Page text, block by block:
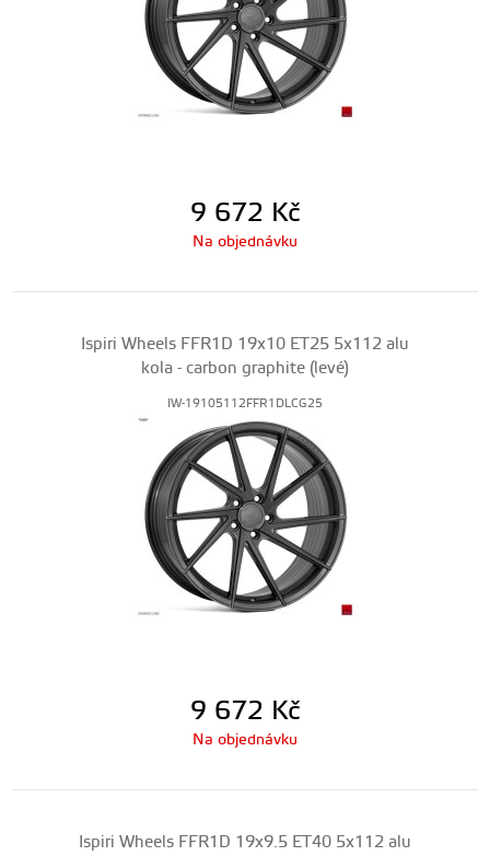
9 672 Kč
Na objednávku
Ispiri Wheels FFR1D 19x10 ET25 5x112 alu
kola - carbon graphite (levé)
IW-19105112FFR1DLCG25
9 672 Kč
Na objednávku
Ispiri Wheels FFR1D 19x9.5 ET40 5x112 alu